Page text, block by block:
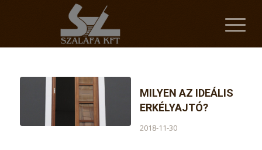
MILYEN AZ IDEÁLIS
ERKÉLYAJTÓ?
2018-11-30